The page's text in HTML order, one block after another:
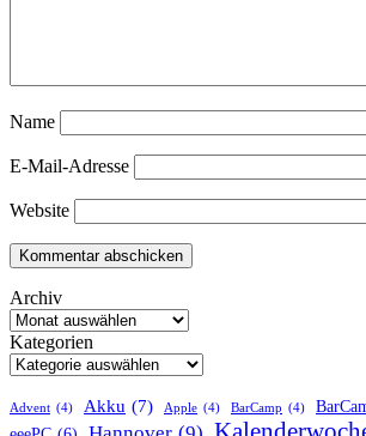
Name
E-Mail-Adresse
Website
Archiv
Kategorien
Advent (4) Akku (7) Apple (4) BarCamp (4)